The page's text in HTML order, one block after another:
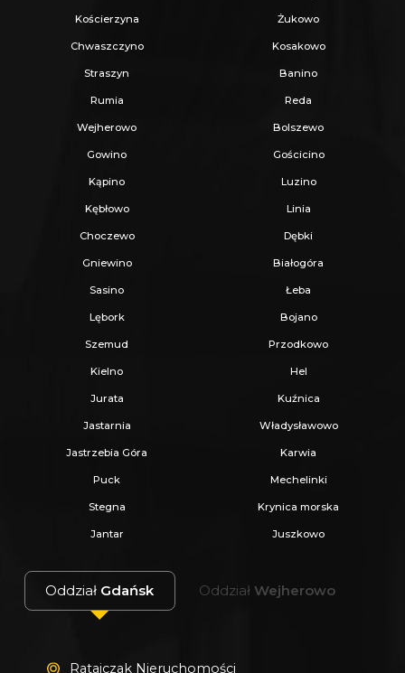
Kościerzyna Żukowo
Chwaszczyno Kosakowo
Straszyn Banino
Rumia Reda
Wejherowo Bolszewo
Gowino Gościcino
Kąpino Luzino
Kębłowo Linia
Choczewo Dębki
Gniewino Białogóra
Sasino Łeba
Lębork Bojano
Szemud Przodkowo
Kielno Hel
Jurata Kuźnica
Jastarnia Władysławowo
Jastrzebia Góra Karwia
Puck Mechelinki
Stegna Krynica morska
Jantar Juszkowo
Oddział Gdańsk Oddział Wejherowo
Ratajczak Nieruchomości